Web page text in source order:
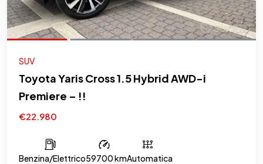
SUV
Toyota Yaris Cross 1.5 Hybrid AWD-i
Premiere – !!
€22.980
Benzina/Elettrico59700 kmAutomatica